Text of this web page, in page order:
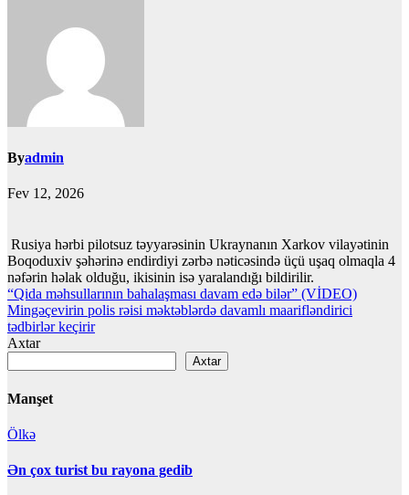
Byadmin
Fev 12, 2026
Rusiya hərbi pilotsuz təyyarəsinin Ukraynanın Xarkov vilayətinin
Boqoduxiv şəhərinə endirdiyi zərbə nəticəsində üçü uşaq olmaqla 4
nəfərin həlak olduğu, ikisinin isə yaralandığı bildirilir.
Yazı
naviqasiyası
“Qida məhsullarının bahalaşması davam edə bilər” (VİDEO)
Mingəçevirin polis rəisi məktəblərdə davamlı maarifləndirici
tədbirlər keçirir
Axtar
Axtar
Manşet
Ölkə
Ən çox turist bu rayona gedib